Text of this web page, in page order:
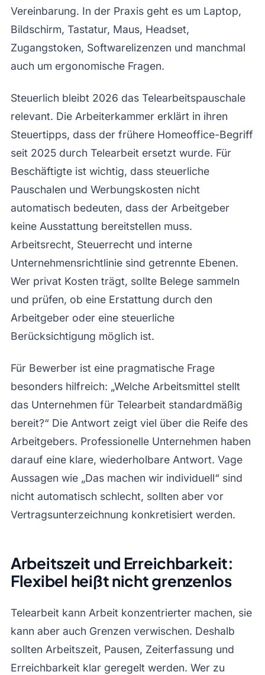
Vereinbarung. In der Praxis geht es um Laptop,
Bildschirm, Tastatur, Maus, Headset,
Zugangstoken, Softwarelizenzen und manchmal
auch um ergonomische Fragen.
Steuerlich bleibt 2026 das Telearbeitspauschale
relevant. Die Arbeiterkammer erklärt in ihren
Steuertipps, dass der frühere Homeoffice-Begriff
seit 2025 durch Telearbeit ersetzt wurde. Für
Beschäftigte ist wichtig, dass steuerliche
Pauschalen und Werbungskosten nicht
automatisch bedeuten, dass der Arbeitgeber
keine Ausstattung bereitstellen muss.
Arbeitsrecht, Steuerrecht und interne
Unternehmensrichtlinie sind getrennte Ebenen.
Wer privat Kosten trägt, sollte Belege sammeln
und prüfen, ob eine Erstattung durch den
Arbeitgeber oder eine steuerliche
Berücksichtigung möglich ist.
Für Bewerber ist eine pragmatische Frage
besonders hilfreich: „Welche Arbeitsmittel stellt
das Unternehmen für Telearbeit standardmäßig
bereit?“ Die Antwort zeigt viel über die Reife des
Arbeitgebers. Professionelle Unternehmen haben
darauf eine klare, wiederholbare Antwort. Vage
Aussagen wie „Das machen wir individuell“ sind
nicht automatisch schlecht, sollten aber vor
Vertragsunterzeichnung konkretisiert werden.
Arbeitszeit und Erreichbarkeit:
Flexibel heißt nicht grenzenlos
Telearbeit kann Arbeit konzentrierter machen, sie
kann aber auch Grenzen verwischen. Deshalb
sollten Arbeitszeit, Pausen, Zeiterfassung und
Erreichbarkeit klar geregelt werden. Wer zu